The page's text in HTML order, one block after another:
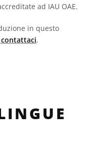
ad IAU OAE.
in questo
.